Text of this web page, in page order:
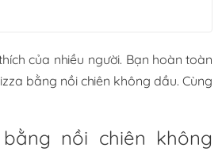
của nhiều người. Bạn hoàn toàn
bằng nồi chiên không dầu. Cùng
nồi chiên không